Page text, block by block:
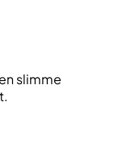
slimme